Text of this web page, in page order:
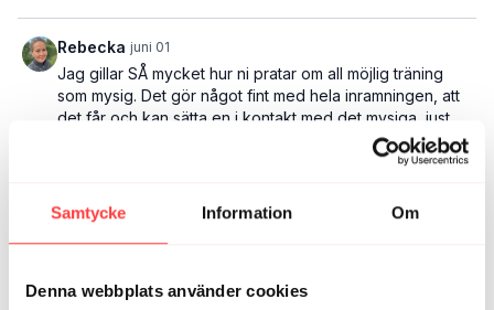
Samtycke Information Om
Denna webbplats använder cookies
Rebecka juni 01
Jag gillar SÅ mycket hur ni pratar om all möjlig träning
som mysig. Det gör något fint med hela inramningen, att
det får och kan sätta en i kontakt med det mysiga, just.
Jag uppskattar det mycket! Min kropp längtar mer och
3
Har ni bestämt var i Sverige ni dyker upp för